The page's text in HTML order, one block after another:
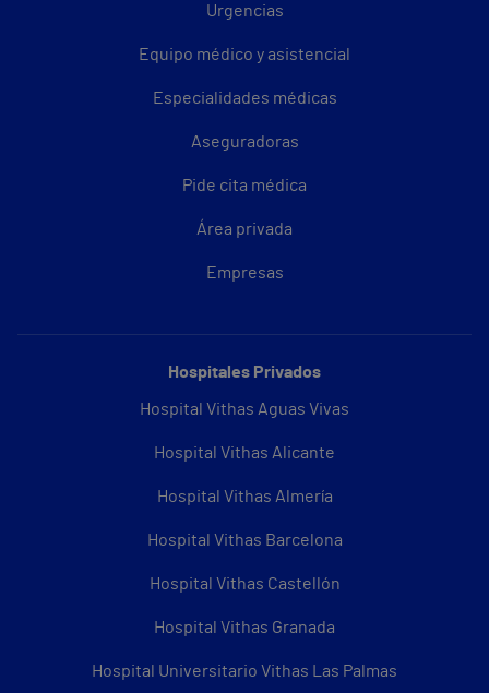
Urgencias
Equipo médico y asistencial
Especialidades médicas
Aseguradoras
Pide cita médica
Área privada
Empresas
Hospitales Privados
Hospital Vithas Aguas Vivas
Hospital Vithas Alicante
Hospital Vithas Almería
Hospital Vithas Barcelona
Hospital Vithas Castellón
Hospital Vithas Granada
Hospital Universitario Vithas Las Palmas